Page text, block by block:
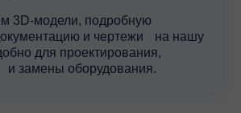
3D-модели, подробную
и чертежи на нашу
для проектирования,
и замены оборудования.